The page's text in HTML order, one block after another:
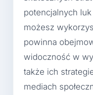
potencjalnych
możesz
powinna
widoczność w
także ich
mediach